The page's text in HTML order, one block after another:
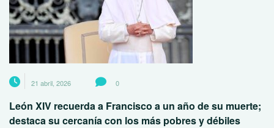
21 abril, 2026 0
León XIV recuerda a Francisco a un año de su muerte;
destaca su cercanía con los más pobres y débiles